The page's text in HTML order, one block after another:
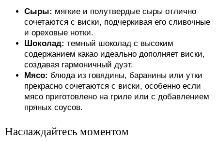
Сыры: мягкие и полутвердые сыры отлично
сочетаются с виски, подчеркивая его сливочные
и ореховые нотки.
Шоколад: темный шоколад с высоким
содержанием какао идеально дополняет виски,
создавая гармоничный дуэт.
Мясо: блюда из говядины, баранины или утки
прекрасно сочетаются с виски, особенно если
мясо приготовлено на гриле или с добавлением
пряных соусов.
Наслаждайтесь моментом